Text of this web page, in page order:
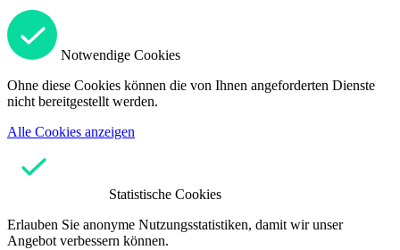
Notwendige Cookies
Ohne diese Cookies können die von Ihnen angeforderten Dienste
nicht bereitgestellt werden.
Alle Cookies anzeigen
Statistische Cookies
Erlauben Sie anonyme Nutzungsstatistiken, damit wir unser
Angebot verbessern können.